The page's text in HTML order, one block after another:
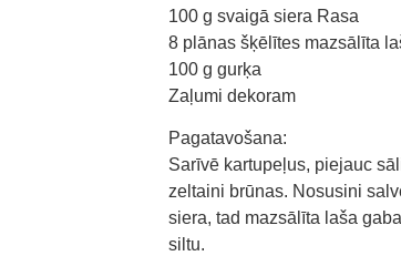
100 g svaigā siera Rasa
8 plānas šķēlītes mazsālīta
100 g gurķa
Zaļumi dekoram
Pagatavošana:
Sarīvē kartupeļus, piejauc
zeltaini brūnas. Nosusini
siera, tad mazsālīta laša
siltu.